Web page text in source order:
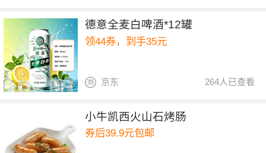
德意全麦白啤酒*12罐
领44券，到手35元
264人已查看
京东
小牛凯西火山石烤肠
券后39.9元包邮